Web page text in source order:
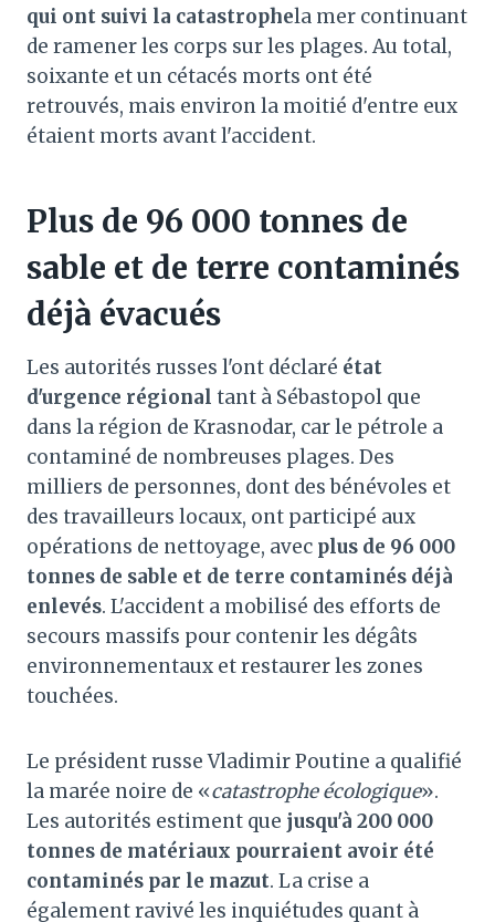
qui ont suivi la catastrophela mer continuant
de ramener les corps sur les plages. Au total,
soixante et un cétacés morts ont été
retrouvés, mais environ la moitié d'entre eux
étaient morts avant l'accident.
Plus de 96 000 tonnes de
sable et de terre contaminés
déjà évacués
Les autorités russes l'ont déclaré état
d'urgence régional tant à Sébastopol que
dans la région de Krasnodar, car le pétrole a
contaminé de nombreuses plages. Des
milliers de personnes, dont des bénévoles et
des travailleurs locaux, ont participé aux
opérations de nettoyage, avec plus de 96 000
tonnes de sable et de terre contaminés déjà
enlevés. L'accident a mobilisé des efforts de
secours massifs pour contenir les dégâts
environnementaux et restaurer les zones
touchées.
Le président russe Vladimir Poutine a qualifié
la marée noire de «catastrophe écologique».
Les autorités estiment que jusqu'à 200 000
tonnes de matériaux pourraient avoir été
contaminés par le mazut. La crise a
également ravivé les inquiétudes quant à